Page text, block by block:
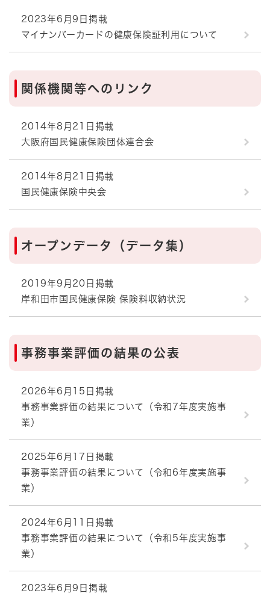
2023年6月9日掲載
マイナンバーカードの健康保険証利用について
関係機関等へのリンク
2014年8月21日掲載
大阪府国民健康保険団体連合会
2014年8月21日掲載
国民健康保険中央会
オープンデータ（データ集）
2019年9月20日掲載
岸和田市国民健康保険 保険料収納状況
事務事業評価の結果の公表
2026年6月15日掲載
事務事業評価の結果について（令和7年度実施事
業）
2025年6月17日掲載
事務事業評価の結果について（令和6年度実施事
業）
2024年6月11日掲載
事務事業評価の結果について（令和5年度実施事
業）
2023年6月9日掲載